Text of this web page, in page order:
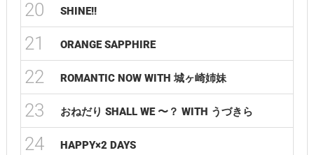
20 SHINE!!
21 ORANGE SAPPHIRE
22 ROMANTIC NOW WITH 城ヶ崎姉妹
23 おねだり SHALL WE 〜？ WITH うづきら
24 HAPPY×2 DAYS